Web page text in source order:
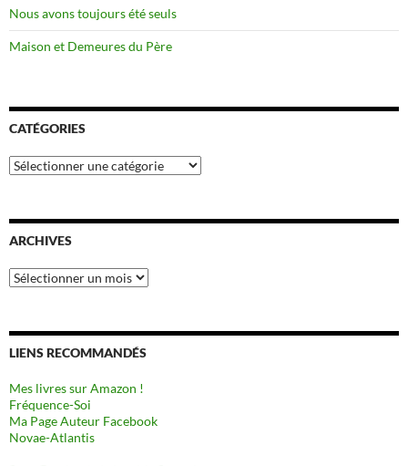
Nous avons toujours été seuls
Maison et Demeures du Père
CATÉGORIES
Catégories
ARCHIVES
Archives
LIENS RECOMMANDÉS
Mes livres sur Amazon !
Fréquence-Soi
Ma Page Auteur Facebook
Novae-Atlantis